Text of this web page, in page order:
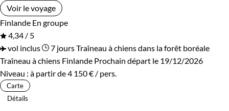
Voir le voyage
Finlande En groupe
4,34 / 5
vol inclus
7 joursTraîneau à chiens dans la forêt boréale
Traîneau à chiens Finlande Prochain départ le 19/12/2026
Niveau : à partir de4 150 € / pers.
Carte
Détails